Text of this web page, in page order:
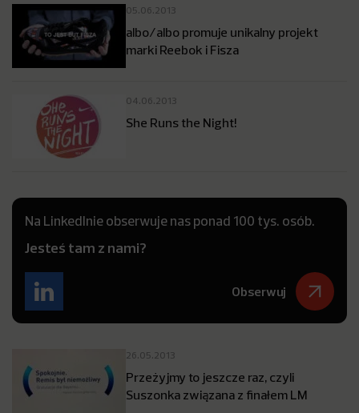
05.06.2013
albo/albo promuje unikalny projekt
marki Reebok i Fisza
04.06.2013
She Runs the Night!
Na LinkedInie obserwuje nas ponad 100 tys. osób.
Jesteś tam z nami?
Obserwuj
26.05.2013
Przeżyjmy to jeszcze raz, czyli
Suszonka związana z finałem LM